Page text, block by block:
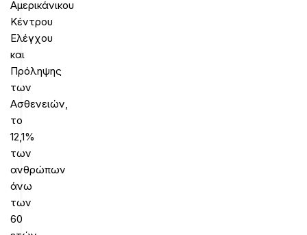
Αμερικάνικου
Κέντρου
Ελέγχου
και
Πρόληψης
των
Ασθενειών,
το
12,1%
των
ανθρώπων
άνω
των
60